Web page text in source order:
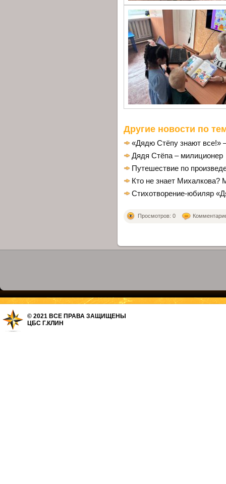
Другие новости по
«Дядю Стёпу знают все!»
Дядя Стёпа – милиционер
Путешествие по
Кто не знает Михалкова?
Стихотворение-юбиляр
Просмотров: 0
© 2021 ВСЕ ПРАВА ЗАЩИЩЕНЫ
ЦБС Г.КЛИН